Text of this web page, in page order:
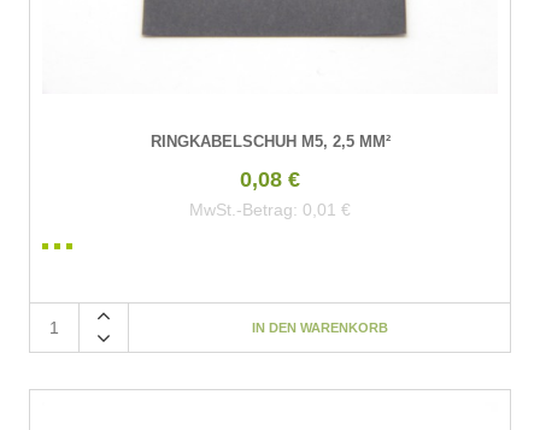
RINGKABELSCHUH M5, 2,5 MM²
0,08 €
MwSt.-Betrag: 0,01 €